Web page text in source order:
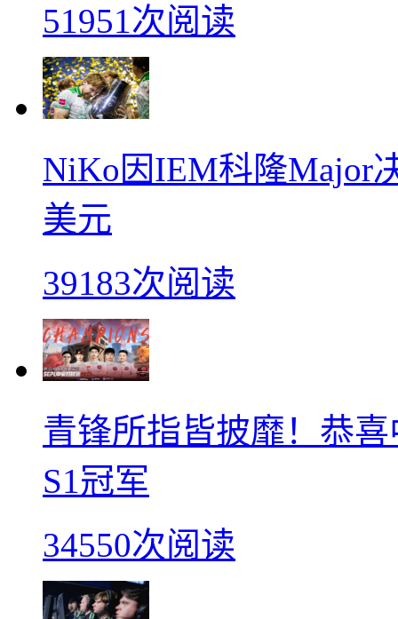
51951次阅读
NiKo因IEM科隆Major
美元
39183次阅读
青锋所指皆披靡！恭
S1冠军
34550次阅读